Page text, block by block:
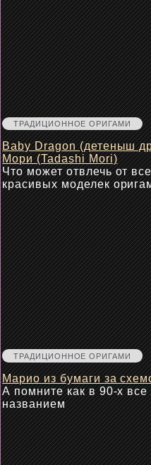
ТРАДИЦИОННОЕ ОРИГАМИ
Baby Dragon (детеныш
Мори (Tadashi Mori)
Что может отвлечь от
красивых моделек
ТРАДИЦИОННОЕ ОРИГАМИ
Марио из бумаги за
А помните как в 90-х
названием